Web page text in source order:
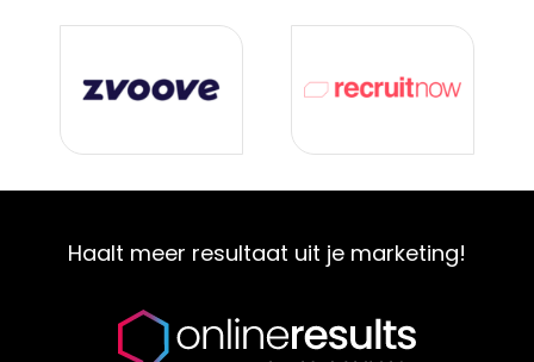
Haalt meer resultaat uit je marketing!